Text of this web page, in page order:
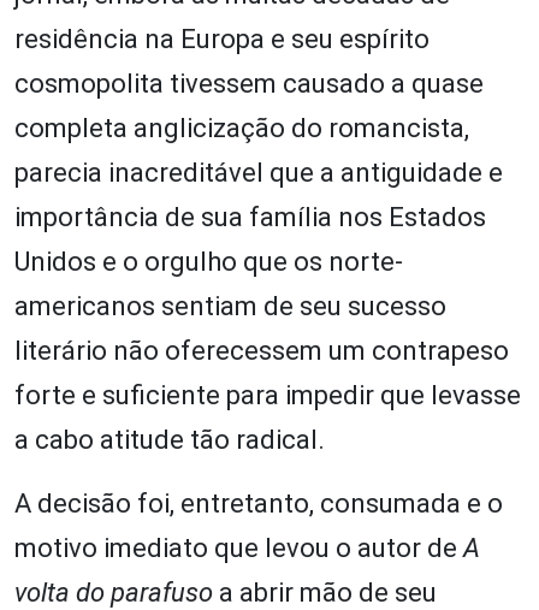
residência na Europa e seu espírito
cosmopolita tivessem causado a quase
completa anglicização do romancista,
parecia inacreditável que a antiguidade e
importância de sua família nos Estados
Unidos e o orgulho que os norte-
americanos sentiam de seu sucesso
literário não oferecessem um contrapeso
forte e suficiente para impedir que levasse
a cabo atitude tão radical.
A decisão foi, entretanto, consumada e o
motivo imediato que levou o autor deA
volta do parafuso a abrir mão de seu